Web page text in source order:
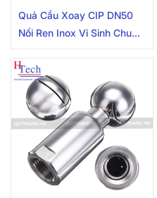
Quả Cầu Xoay CIP DN50
Nối Ren Inox Vi Sinh Chuẩn